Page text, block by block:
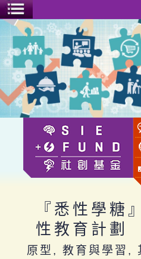
選單開關
『悉性學糖』性小眾網上性教育
『悉性學糖
性教育計劃
原型, 教育與學習,